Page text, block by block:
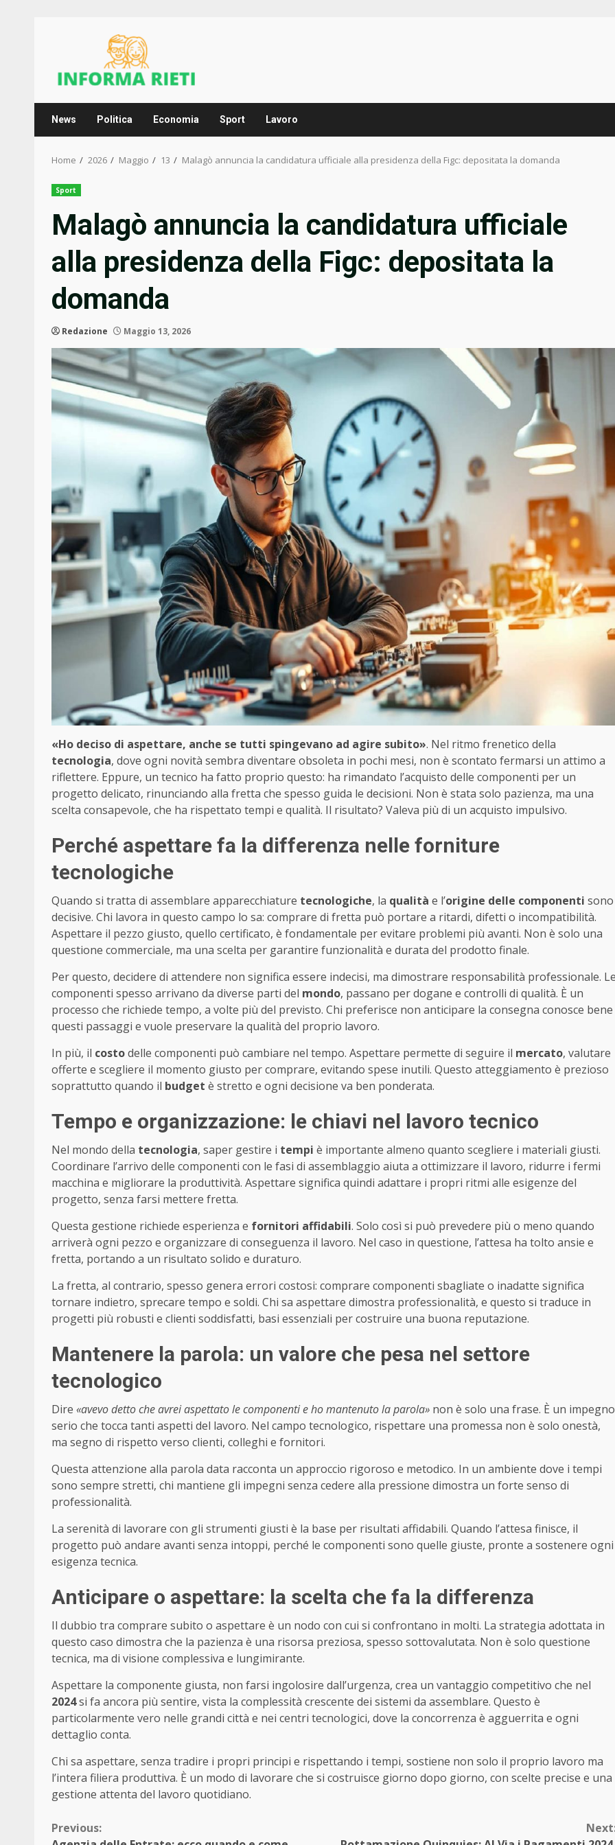
News Politica Economia Sport Lavoro
Home 2026 Maggio 13 Malagò annuncia la candidatura ufficiale alla presidenza della Figc: depositata la domanda
Sport
Malagò annuncia la candidatura ufficiale
alla presidenza della Figc: depositata la
domanda
Redazione Maggio 13, 2026
«Ho deciso di aspettare, anche se tutti spingevano ad agire subito». Nel ritmo frenetico della
tecnologia, dove ogni novità sembra diventare obsoleta in pochi mesi, non è scontato fermarsi un attimo a
riflettere. Eppure, un tecnico ha fatto proprio questo: ha rimandato l’acquisto delle componenti per un
progetto delicato, rinunciando alla fretta che spesso guida le decisioni. Non è stata solo pazienza, ma una
scelta consapevole, che ha rispettato tempi e qualità. Il risultato? Valeva più di un acquisto impulsivo.
Perché aspettare fa la differenza nelle forniture
tecnologiche
Quando si tratta di assemblare apparecchiature tecnologiche, la qualità e l’origine delle componenti sono
decisive. Chi lavora in questo campo lo sa: comprare di fretta può portare a ritardi, difetti o incompatibilità.
Aspettare il pezzo giusto, quello certificato, è fondamentale per evitare problemi più avanti. Non è solo una
questione commerciale, ma una scelta per garantire funzionalità e durata del prodotto finale.
Per questo, decidere di attendere non significa essere indecisi, ma dimostrare responsabilità professionale.
componenti spesso arrivano da diverse parti del mondo, passano per dogane e controlli di qualità. È un
processo che richiede tempo, a volte più del previsto. Chi preferisce non anticipare la consegna conosce bene
questi passaggi e vuole preservare la qualità del proprio lavoro.
In più, il costodelle componenti può cambiare nel tempo. Aspettare permette di seguire il mercato, valutare
offerte e scegliere il momento giusto per comprare, evitando spese inutili. Questo atteggiamento è prezioso
soprattutto quando il budget è stretto e ogni decisione va ben ponderata.
Tempo e organizzazione: le chiavi nel lavoro tecnico
Nel mondo della tecnologia, saper gestire i tempi è importante almeno quanto scegliere i materiali giusti.
Coordinare l’arrivo delle componenti con le fasi di assemblaggio aiuta a ottimizzare il lavoro, ridurre i fermi
macchina e migliorare la produttività. Aspettare significa quindi adattare i propri ritmi alle esigenze del
progetto, senza farsi mettere fretta.
Questa gestione richiede esperienza e fornitori affidabili. Solo così si può prevedere più o meno quando
arriverà ogni pezzo e organizzare di conseguenza il lavoro. Nel caso in questione, l’attesa ha tolto ansie e
fretta, portando a un risultato solido e duraturo.
La fretta, al contrario, spesso genera errori costosi: comprare componenti sbagliate o inadatte significa
tornare indietro, sprecare tempo e soldi. Chi sa aspettare dimostra professionalità, e questo si traduce in
progetti più robusti e clienti soddisfatti, basi essenziali per costruire una buona reputazione.
Mantenere la parola: un valore che pesa nel settore
tecnologico
Dire «avevo detto che avrei aspettato le componenti e ho mantenuto la parola» non è solo una frase. È un impegno
serio che tocca tanti aspetti del lavoro. Nel campo tecnologico, rispettare una promessa non è solo onestà,
ma segno di rispetto verso clienti, colleghi e fornitori.
Questa attenzione alla parola data racconta un approccio rigoroso e metodico. In un ambiente dove i tempi
sono sempre stretti, chi mantiene gli impegni senza cedere alla pressione dimostra un forte senso di
professionalità.
La serenità di lavorare con gli strumenti giusti è la base per risultati affidabili. Quando l’attesa finisce, il
progetto può andare avanti senza intoppi, perché le componenti sono quelle giuste, pronte a sostenere ogni
esigenza tecnica.
Anticipare o aspettare: la scelta che fa la differenza
Il dubbio tra comprare subito o aspettare è un nodo con cui si confrontano in molti. La strategia adottata in
questo caso dimostra che la pazienza è una risorsa preziosa, spesso sottovalutata. Non è solo questione
tecnica, ma di visione complessiva e lungimirante.
Aspettare la componente giusta, non farsi ingolosire dall’urgenza, crea un vantaggio competitivo che nel
2024si fa ancora più sentire, vista la complessità crescente dei sistemi da assemblare. Questo è
particolarmente vero nelle grandi città e nei centri tecnologici, dove la concorrenza è agguerrita e ogni
dettaglio conta.
Chi sa aspettare, senza tradire i propri principi e rispettando i tempi, sostiene non solo il proprio lavoro ma
l’intera filiera produttiva. È un modo di lavorare che si costruisce giorno dopo giorno, con scelte precise e una
gestione attenta del lavoro quotidiano.
Continue
Previous: